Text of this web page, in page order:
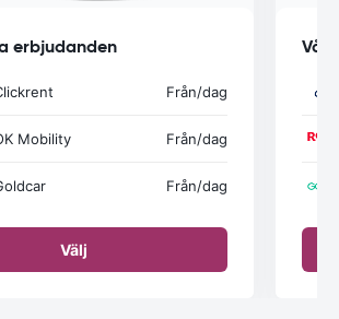
erbjudanden
Från/dag
Mobility Från/dag
Från/dag
Välj